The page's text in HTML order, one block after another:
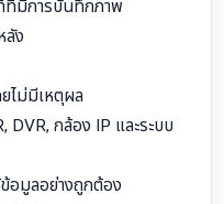
ที่มีการบันทึกภาพ
ลัง
ไม่มีเหตุผล
DVR, กล้อง IP และระบบ
อมูลอย่างถูกต้อง